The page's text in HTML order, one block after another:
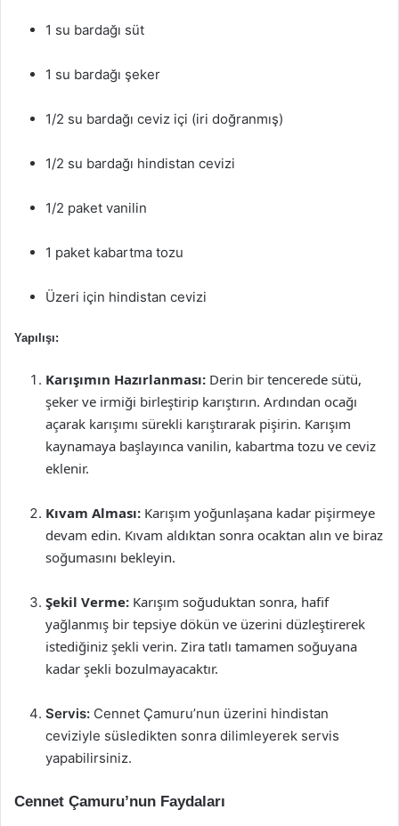
1 su bardağı süt
1 su bardağı şeker
1/2 su bardağı ceviz içi (iri doğranmış)
1/2 su bardağı hindistan cevizi
1/2 paket vanilin
1 paket kabartma tozu
Üzeri için hindistan cevizi
Yapılışı:
Karışımın Hazırlanması: Derin bir tencerede sütü,
şeker ve irmiği birleştirip karıştırın. Ardından ocağı
açarak karışımı sürekli karıştırarak pişirin. Karışım
kaynamaya başlayınca vanilin, kabartma tozu ve ceviz
eklenir.
Kıvam Alması: Karışım yoğunlaşana kadar pişirmeye
devam edin. Kıvam aldıktan sonra ocaktan alın ve biraz
soğumasını bekleyin.
Şekil Verme: Karışım soğuduktan sonra, hafif
yağlanmış bir tepsiye dökün ve üzerini düzleştirerek
istediğiniz şekli verin. Zira tatlı tamamen soğuyana
kadar şekli bozulmayacaktır.
Servis: Cennet Çamuru’nun üzerini hindistan
ceviziyle süsledikten sonra dilimleyerek servis
yapabilirsiniz.
Cennet Çamuru’nun Faydaları